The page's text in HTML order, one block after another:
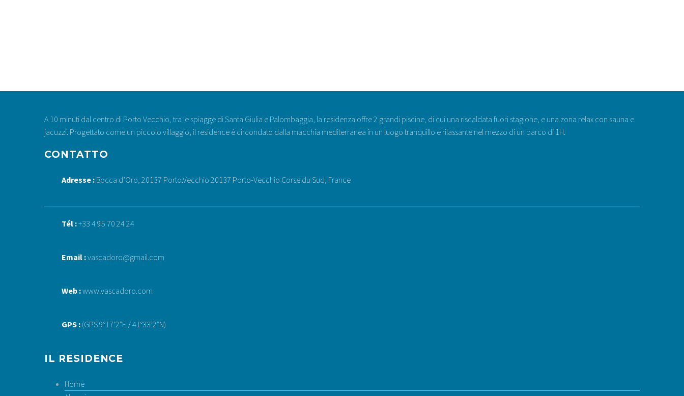
A 10 minuti dal centro di Porto Vecchio, tra le spiagge di Santa Giulia e Palombaggia, la residenza offre 2 grandi piscine, di cui una riscaldata fuori stagione, e una zona relax con sauna e
jacuzzi. Progettato come un piccolo villaggio, il residence è circondato dalla macchia mediterranea in un luogo tranquillo e rilassante nel mezzo di un parco di 1H.
CONTATTO
Adresse : Bocca d’Oro, 20137 Porto.Vecchio 20137 Porto-Vecchio Corse du Sud, France
Tél :+33 4 95 70 24 24
Email :vascadoro@gmail.com
Web :www.vascadoro.com
GPS : (GPS 9°17’2″E / 41°33’2″N)
IL RESIDENCE
Home